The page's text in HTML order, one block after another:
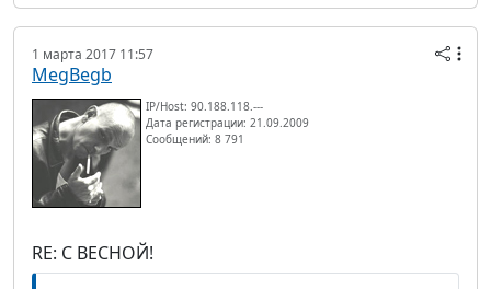
1 марта 2017 11:57
MegBegb
IP/Host: 90.188.118.---
Дата регистрации: 21.09.2009
Сообщений: 8 791
RE: С ВЕСНОЙ!